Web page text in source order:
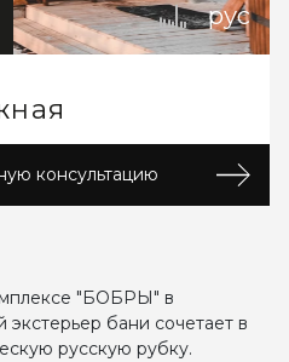
рус
консультацию
"БОБРЫ" в
бани сочетает в
русскую рубку.